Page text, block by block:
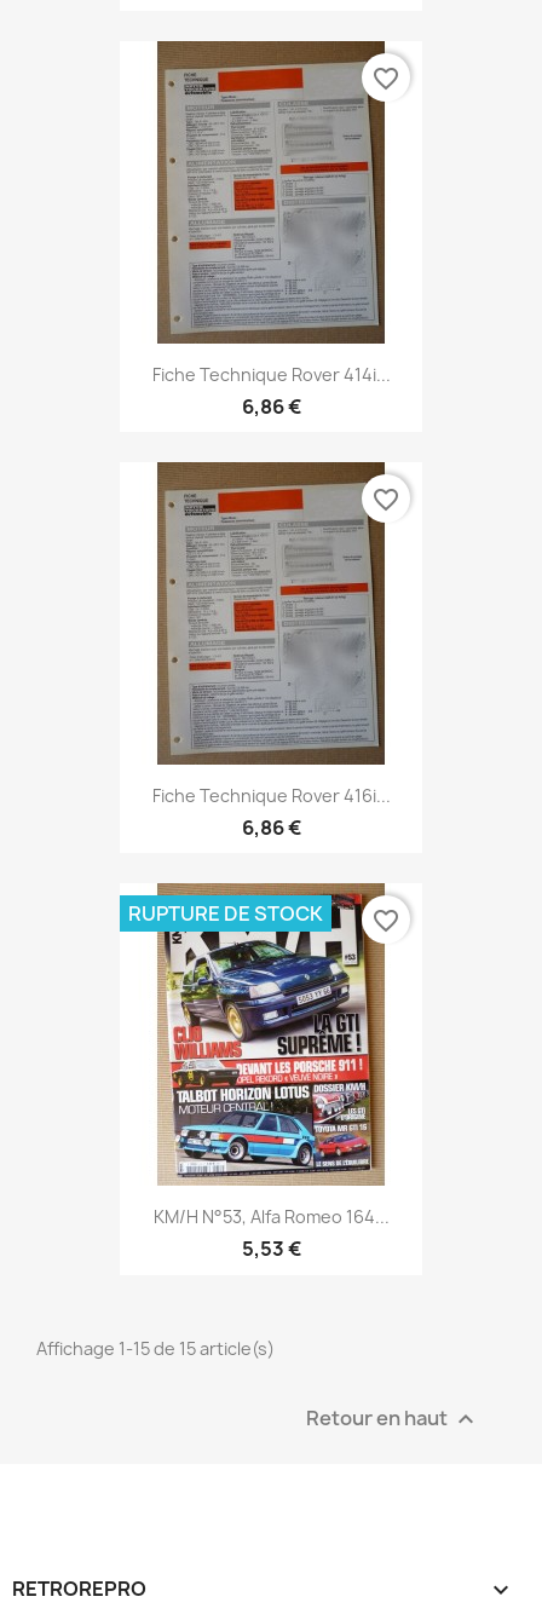
Fiche Technique Rover 414i...
6,86 €
favorite_border
Fiche Technique Rover 416i...
6,86 €
favorite_border
KM/H N°53, Alfa Romeo 164...
5,53 €
RUPTURE DE STOCK favorite_border
Affichage 1-15 de 15 article(s)
Retour en haut 
RETROREPRO 